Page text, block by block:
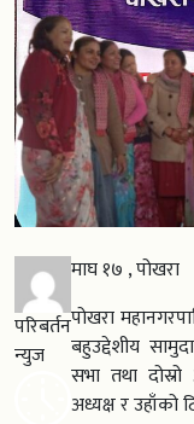
परिबर्तन
न्युज
माघ १७ , पोखरा
पोखरा
बहुउद्देशीय
सभा तथा
अध्यक्ष र उहाँको